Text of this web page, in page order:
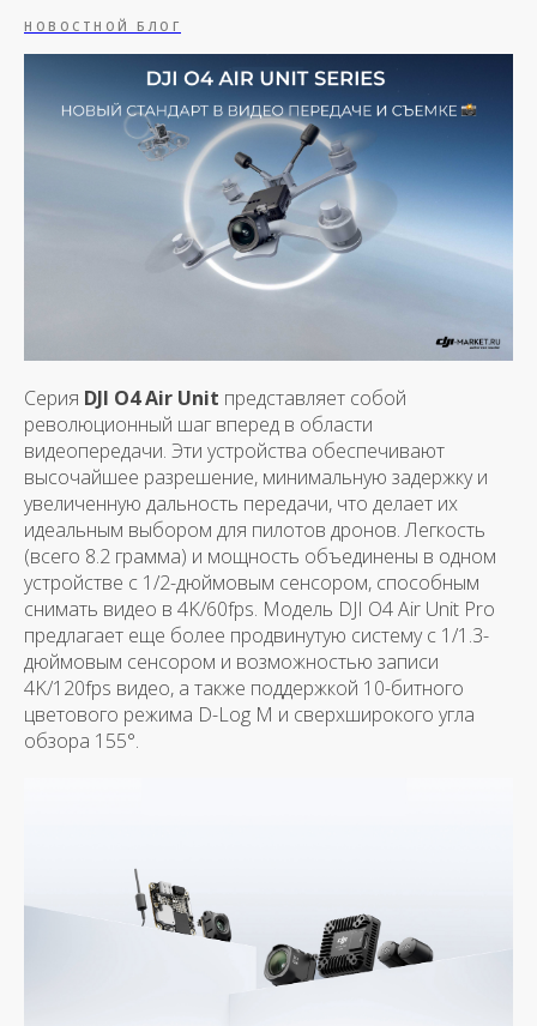
НОВОСТНОЙ БЛОГ
Серия DJI O4 Air Unit представляет собой
революционный шаг вперед в области
видеопередачи. Эти устройства обеспечивают
высочайшее разрешение, минимальную задержку и
увеличенную дальность передачи, что делает их
идеальным выбором для пилотов дронов. Легкость
(всего 8.2 грамма) и мощность объединены в одном
устройстве с 1/2-дюймовым сенсором, способным
снимать видео в 4K/60fps. Модель DJI O4 Air Unit Pro
предлагает еще более продвинутую систему с 1/1.3-
дюймовым сенсором и возможностью записи
4K/120fps видео, а также поддержкой 10-битного
цветового режима D-Log M и сверхширокого угла
обзора 155°.